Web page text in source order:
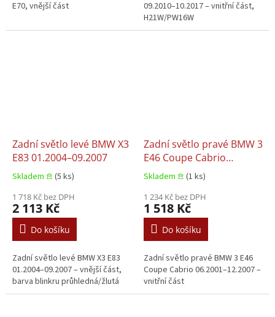
E70, vnější část
09.2010–10.2017 – vnitřní část,
H21W/PW16W
Zadní světlo levé BMW X3
E83 01.2004–09.2007
Skladem 𖠿 (5 ks)
1 718 Kč bez DPH
2 113 Kč
Do košíku
Zadní světlo levé BMW X3 E83
01.2004–09.2007 – vnější část,
barva blinkru průhledná/žlutá
Zadní světlo pravé BMW 3
E46 Coupe Cabrio
06.2001–12.2007
Skladem 𖠿 (1 ks)
1 234 Kč bez DPH
1 518 Kč
Do košíku
Zadní světlo pravé BMW 3 E46
Coupe Cabrio 06.2001–12.2007 –
vnitřní část